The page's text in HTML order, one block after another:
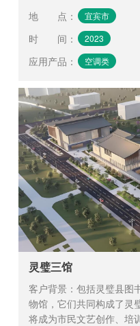
地 点 ： 宜宾市
时 间 ： 2023
应用产品 ： 空调类
灵璧三馆
客户背景：包括灵璧县图
物馆，它们共同构成了灵
将成为市民文艺创作、培